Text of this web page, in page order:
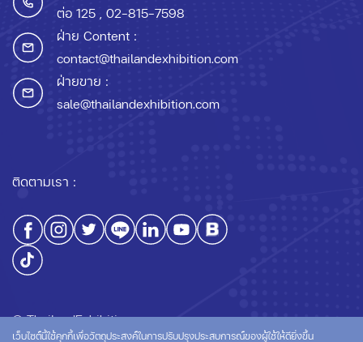
ต่อ 125 , 02-815-7598
ฝ่าย Content :
contact@thailandexhibition.com
ฝ่ายขาย :
sale@thailandexhibition.com
ติดตามเรา :
© ThailandExhibition.com
เว็บไซต์นี้ใช้คุกกี้เพื่อวัตถุประสงค์ในการปรับปรุงประสบการณ์ของผู้ใช้ให้ดียิ่งขึ้น